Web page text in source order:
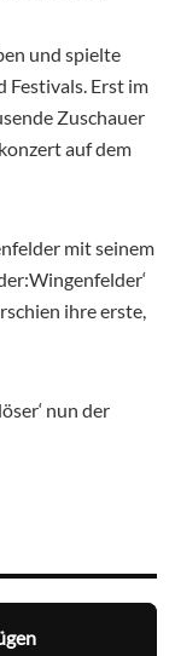
und spielte
Festivals. Erst im
Zuschauer
auf dem
mit seinem
ihre erste,
nun der